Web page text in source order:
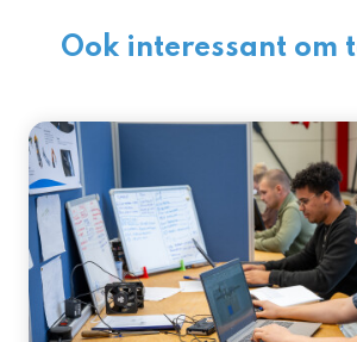
Ook interessant om